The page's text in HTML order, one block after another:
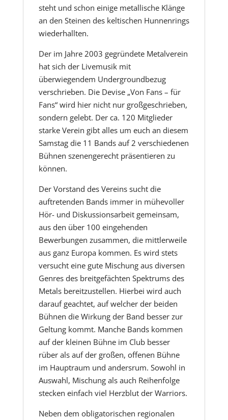
steht und schon einige metallische Klänge
an den Steinen des keltischen Hunnenrings
wiederhallten.
Der im Jahre 2003 gegründete Metalverein
hat sich der Livemusik mit
überwiegendem Undergroundbezug
verschrieben. Die Devise „Von Fans – für
Fans“ wird hier nicht nur großgeschrieben,
sondern gelebt. Der ca. 120 Mitglieder
starke Verein gibt alles um euch an diesem
Samstag die 11 Bands auf 2 verschiedenen
Bühnen szenengerecht präsentieren zu
können.
Der Vorstand des Vereins sucht die
auftretenden Bands immer in mühevoller
Hör- und Diskussionsarbeit gemeinsam,
aus den über 100 eingehenden
Bewerbungen zusammen, die mittlerweile
aus ganz Europa kommen. Es wird stets
versucht eine gute Mischung aus diversen
Genres des breitgefächten Spektrums des
Metals bereitzustellen. Hierbei wird auch
darauf geachtet, auf welcher der beiden
Bühnen die Wirkung der Band besser zur
Geltung kommt. Manche Bands kommen
auf der kleinen Bühne im Club besser
rüber als auf der großen, offenen Bühne
im Hauptraum und andersrum. Sowohl in
Auswahl, Mischung als auch Reihenfolge
stecken einfach viel Herzblut der Warriors.
Neben dem obligatorischen regionalen